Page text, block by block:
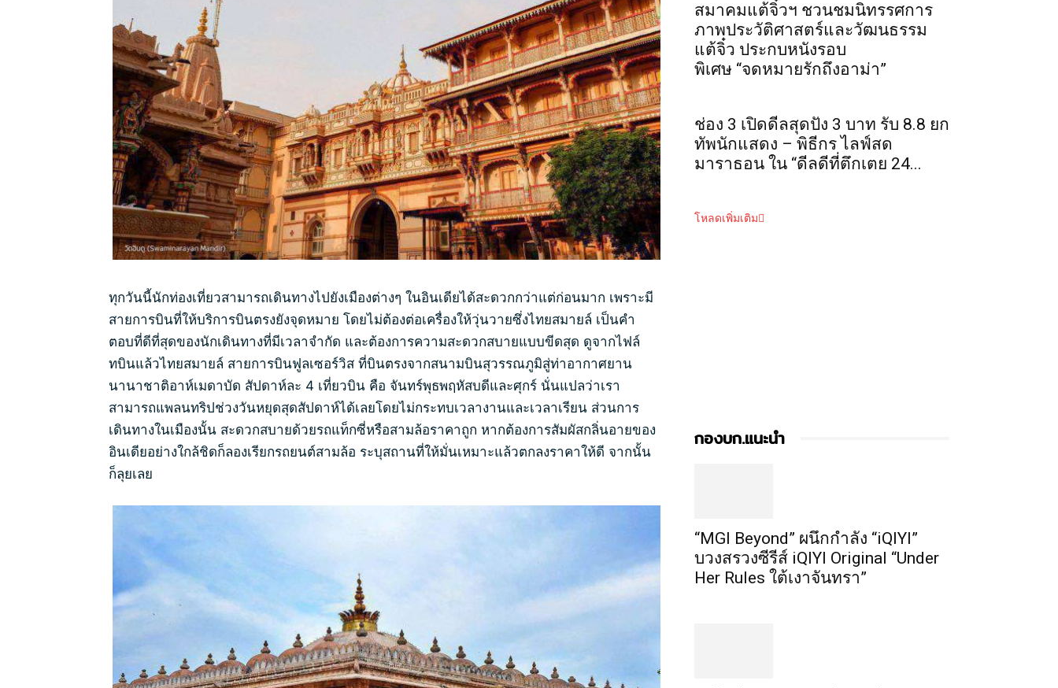
ทุกวันนี้นักท่องเที่ยวสามารถเดินทางไปยังเมืองต่างๆ ในอินเดียได้สะดวกกว่าแต่ก่อนมาก เพราะมี
สายการบินที่ให้บริการบินตรงยังจุดหมาย โดยไม่ต้องต่อเครื่องให้วุ่นวายซึ่งไทยสมายล์ เป็นคำ
ตอบที่ดีที่สุดของนักเดินทางที่มีเวลาจำกัด และต้องการความสะดวกสบายแบบขีดสุด ดูจากไฟล์
ทบินแล้วไทยสมายล์ สายการบินฟูลเซอร์วิส ที่บินตรงจากสนามบินสุวรรณภูมิสู่ท่าอากาศยาน
นานาชาติอาห์เมดาบัด สัปดาห์ละ 4 เที่ยวบิน คือ จันทร์พุธพฤหัสบดีและศุกร์ นั่นแปลว่าเรา
สามารถแพลนทริปช่วงวันหยุดสุดสัปดาห์ได้เลยโดยไม่กระทบเวลางานและเวลาเรียน ส่วนการ
เดินทางในเมืองนั้น สะดวกสบายด้วยรถแท็กซี่หรือสามล้อราคาถูก หากต้องการสัมผัสกลิ่นอายของ
อินเดียอย่างใกล้ชิดก็ลองเรียกรถยนต์สามล้อ ระบุสถานที่ให้มั่นเหมาะแล้วตกลงราคาให้ดี จากนั้น
ก็ลุยเลย
สมาคมแต้จิ๋วฯ ชวนชมนิทรรศการ
ภาพประวัติศาสตร์และวัฒนธรรม
แต้จิ๋ว ประกบหนังรอบ
พิเศษ “จดหมายรักถึงอาม่า”
ช่อง 3 เปิดดีลสุดปัง 3 บาท รับ 8.8 ยก
ทัพนักแสดง – พิธีกร ไลฟ์สด
มาราธอน ใน “ดีลดีที่ตึกเตย 24...
โหลดเพิ่มเติม
กองบก.แนะนำ
“MGI Beyond” ผนึกกำลัง “iQIYI”
บวงสรวงซีรีส์ iQIYI Original “Under
Her Rules ใต้เงาจันทรา”